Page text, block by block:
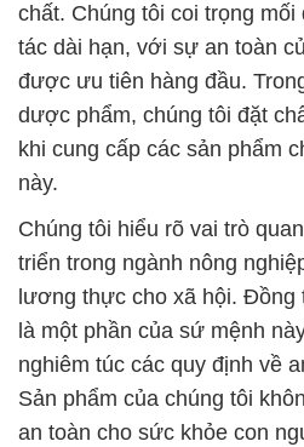
chất. Chúng tôi coi trọng
tác dài hạn, với sự an toàn
được ưu tiên hàng đầu.
dược phẩm, chúng tôi đặt
khi cung cấp các sản phẩm
này.
Chúng tôi hiểu rõ vai trò
triển trong ngành nông
lương thực cho xã hội.
là một phần của sứ mệnh
nghiêm túc các quy định về
Sản phẩm của chúng tôi
an toàn cho sức khỏe con